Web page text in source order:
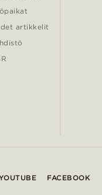
artikkelit
FACEBOOK